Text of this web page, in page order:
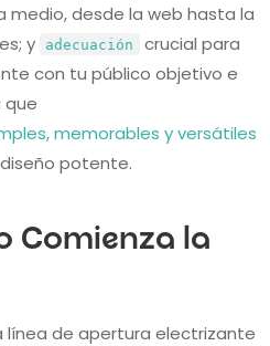
desde la web hasta la
y
adecuación
crucial para
con tu público objetivo e
que
memorables y versátiles
potente.
Comienza la
línea de apertura electrizante